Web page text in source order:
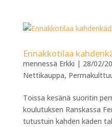
Ennakkotilaa
mennessä Erkki | 28/02/
Nettikauppa,
Toissa kesänä suoritin
koulutuksen Ranskassa
tutustuin kahden käden